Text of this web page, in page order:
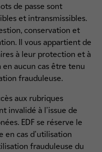
de passe sont
et intransmissibles.
conservation et
Il vous appartient de
à leur protection et à
en aucun cas être tenu
frauduleuse.
aux rubriques
invalidé à l'issue de
EDF se réserve le
en cas d'utilisation
frauduleuse du